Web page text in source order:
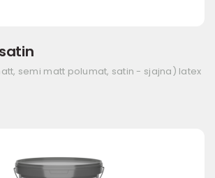
semi matt polumat, satin - sjajna) latex